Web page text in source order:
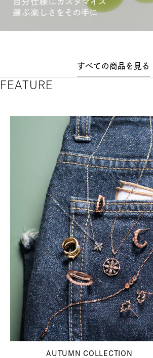
すべての商品を見る
FEATURE
AUTUMN COLLECTION